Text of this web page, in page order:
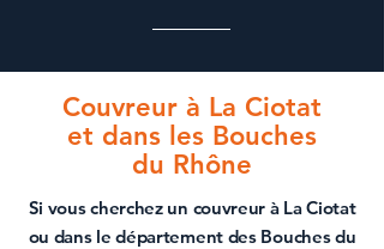
Couvreur à La Ciotat
et dans les Bouches
du Rhône
Si vous cherchez un couvreur à La Ciotat
ou dans le département des Bouches du